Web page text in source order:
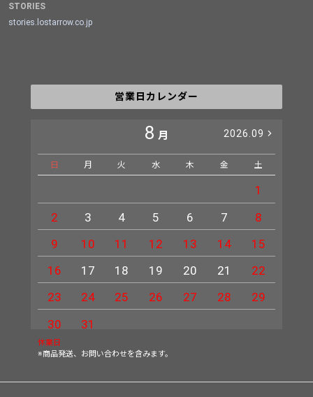
STORIES
stories.lostarrow.co.jp
営業日カレンダー
8 月 2026.09
日 月 火 水 木 金 土
1
2
3 4 5 6 7
8
9
10 11 12 13 14
15
16
17 18 19 20 21
22
23
24 25 26 27 28
29
30
31
休業日
※商品発送、お問い合わせを含みます。